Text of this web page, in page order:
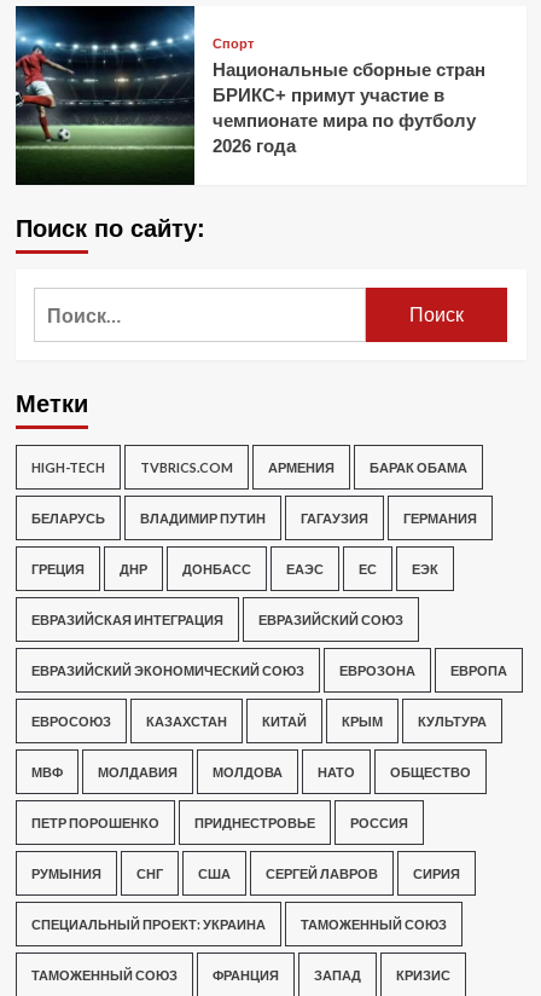
Спорт
Национальные сборные стран
БРИКС+ примут участие в
чемпионате мира по футболу
2026 года
Поиск по сайту:
Метки
HIGH-TECH TVBRICS.COM АРМЕНИЯ БАРАК ОБАМА
БЕЛАРУСЬ ВЛАДИМИР ПУТИН ГАГАУЗИЯ ГЕРМАНИЯ
ГРЕЦИЯ ДНР ДОНБАСС ЕАЭС ЕС ЕЭК
ЕВРАЗИЙСКАЯ ИНТЕГРАЦИЯ ЕВРАЗИЙСКИЙ СОЮЗ
ЕВРАЗИЙСКИЙ ЭКОНОМИЧЕСКИЙ СОЮЗ ЕВРОЗОНА ЕВРОПА
ЕВРОСОЮЗ КАЗАХСТАН КИТАЙ КРЫМ КУЛЬТУРА
МВФ МОЛДАВИЯ МОЛДОВА НАТО ОБЩЕСТВО
ПЕТР ПОРОШЕНКО ПРИДНЕСТРОВЬЕ РОССИЯ
РУМЫНИЯ СНГ США СЕРГЕЙ ЛАВРОВ СИРИЯ
СПЕЦИАЛЬНЫЙ ПРОЕКТ: УКРАИНА ТАМОЖЕННЫЙ СОЮЗ
ТАМОЖЕННЫЙ СОЮЗ ФРАНЦИЯ ЗАПАД КРИЗИС